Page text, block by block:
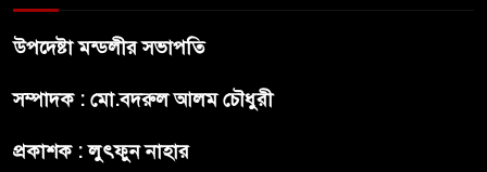
শেখ হাসিনা প্রসঙ্গে ভারতের ভূমিকা
নিয়ে বাংলাদেশের ক্ষুব্ধ প্রতিক্রিয়া
উপদেষ্টা মন্ডলীর সভাপতি
সম্পাদক : মো.বদরুল আলম চৌধুরী
প্রকাশক : লুৎফুন নাহার